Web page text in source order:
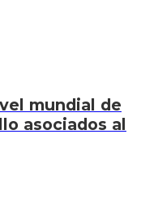
mundial de
asociados al